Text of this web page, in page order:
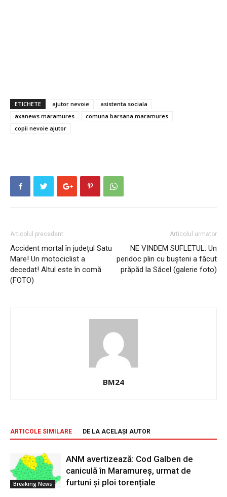
ETICHETE ajutor nevoie
asistenta sociala
axanews maramures
comuna barsana maramures
copii nevoie ajutor
Articolul precedent
Accident mortal în județul Satu
Mare! Un motociclist a
decedat! Altul este în comă
(FOTO)
Articolul următor
NE VINDEM SUFLETUL: Un
peridoc plin cu bușteni a făcut
prăpăd la Săcel (galerie foto)
BM24
ARTICOLE SIMILARE DE LA ACELAȘI AUTOR
Breaking News
ANM avertizează: Cod Galben de
caniculă în Maramureș, urmat de
furtuni și ploi torențiale